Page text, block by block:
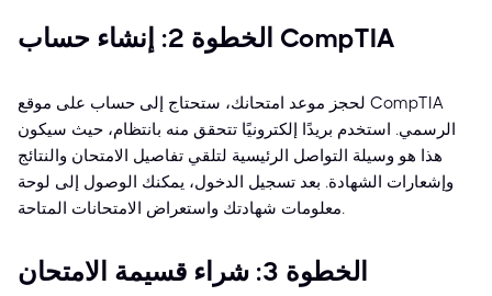
الخطوة 2: إنشاء حساب CompTIA
لحجز موعد امتحانك، ستحتاج إلى حساب على موقع CompTIA
الرسمي. استخدم بريدًا إلكترونيًا تتحقق منه بانتظام، حيث سيكون
هذا هو وسيلة التواصل الرئيسية لتلقي تفاصيل الامتحان والنتائج
وإشعارات الشهادة. بعد تسجيل الدخول، يمكنك الوصول إلى لوحة
معلومات شهادتك واستعراض الامتحانات المتاحة.
الخطوة 3: شراء قسيمة الامتحان